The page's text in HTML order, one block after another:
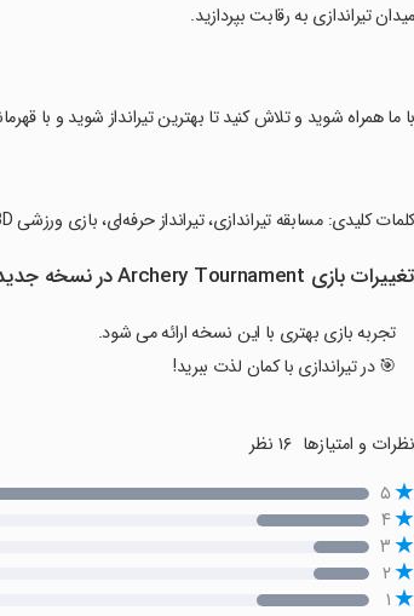
میدان تیراندازی به رقابت بپردازید.
‏با ما همراه شوید و تلاش کنید تا بهترین تیرانداز شوید و با
‏کلمات کلیدی: مسابقه تیراندازی، تیرانداز حرفه‌ای، بازی ورزشی 3D، چالش تیراندازی، رقابت آنلاین، تجهیزات تیراندازی، مکان‌های تیراندازی
تغییرات بازی Archery Tournament در نسخه جدید
تجربه بازی بهتری با این نسخه ارائه می شود.
🎯 در تیراندازی با کمان لذت ببرید!
نظرات و امتیازها ۱۶ نظر
۵
۴
۳
۲
۱